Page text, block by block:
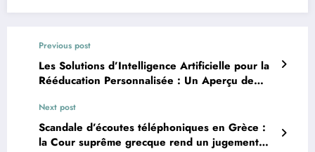
Previous post
Les Solutions d’Intelligence Artificielle pour la
Rééducation Personnalisée : Un Aperçu de
Next post
Scandale d’écoutes téléphoniques en Grèce :
la Cour suprême grecque rend un jugement